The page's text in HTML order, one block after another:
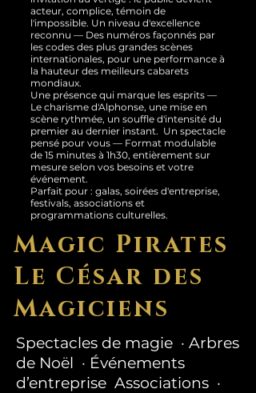
acteur, complice, témoin de
l'impossible. Un niveau d'excellence
reconnu — Des numéros façonnés par
les codes des plus grandes scènes
internationales, pour une performance à
la hauteur des meilleurs cabarets
mondiaux.
Une présence qui marque les esprits —
Le charisme d'Alphonse, une mise en
scène rythmée, un souffle d'intensité du
premier au dernier instant. Un spectacle
pensé pour vous — Format modulable
de 15 minutes à 1h30, entièrement sur
mesure selon vos besoins et votre
événement.
Parfait pour : galas, soirées d'entreprise,
festivals, associations et
programmations culturelles.
Magic Pirates
Le César des
Magiciens
Spectacles de magie · Arbres
de Noël · Événements
d’entreprise Associations ·